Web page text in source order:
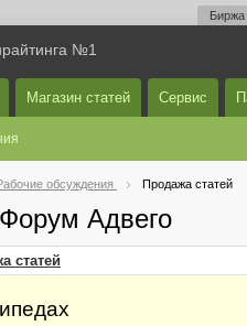
Биржа
№1
Магазин статей Сервис
обсуждения Продажа статей
Адвего
статей